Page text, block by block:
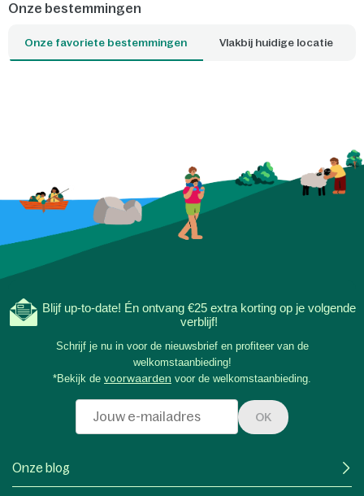
Onze bestemmingen
Onze favoriete bestemmingen Vlakbij huidige locatie
Blijf up-to-date! Én ontvang €25 extra korting op je volgende
verblijf!
Schrijf je nu in voor de nieuwsbrief en profiteer van de
welkomstaanbieding!
*Bekijk de voorwaarden voor de welkomstaanbieding.
OK
Onze blog